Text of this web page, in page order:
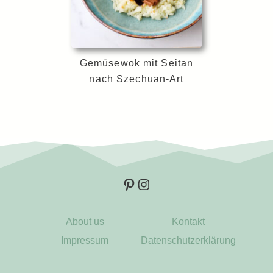
Gemüsewok mit Seitan
nach Szechuan-Art
Pinterest
Instagram
About us
Kontakt
Impressum
Datenschutzerklärung